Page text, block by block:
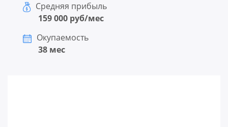
Средняя прибыль
159 000 руб/мес
Окупаемость
38 мес